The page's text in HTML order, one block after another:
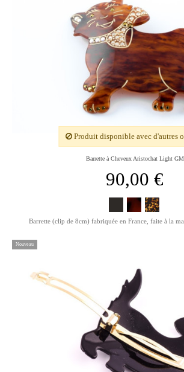
Produit disponible avec d'autres
Barrette à Cheveux Aristochat Light GM
90,00 €
Barrette (clip de 8cm) fabriquée en France, faite à la
Nouveau